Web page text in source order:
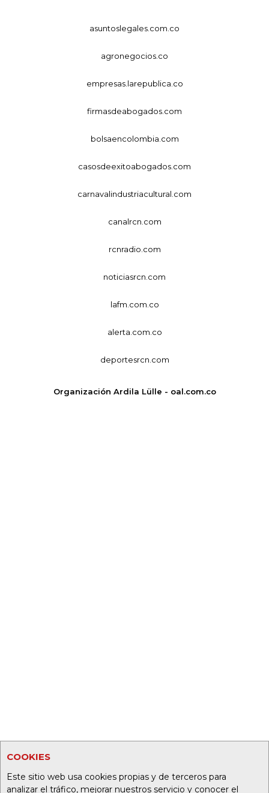
COOKIES
Este sitio web usa cookies propias y de terceros para
analizar el tráfico, mejorar nuestros servicio y conocer el
asuntoslegales.com.co
agronegocios.co
empresas.larepublica.co
firmasdeabogados.com
bolsaencolombia.com
casosdeexitoabogados.com
carnavalindustriacultural.com
canalrcn.com
rcnradio.com
noticiasrcn.com
lafm.com.co
alerta.com.co
deportesrcn.com
Organización Ardila Lülle - oal.com.co